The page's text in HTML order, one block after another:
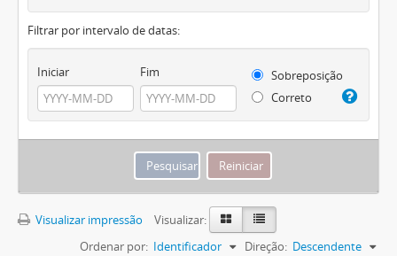
Filtrar por intervalo de datas:
Iniciar Fim
Sobreposição
Correto
Visualizar impressão
Visualizar:
Ordenar por: Identificador Direção: Descendente